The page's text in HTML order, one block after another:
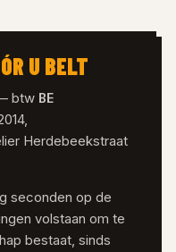
U BELT
btw BE
Herdebeekstraat
seconden op de
volstaan om te
bestaat, sinds